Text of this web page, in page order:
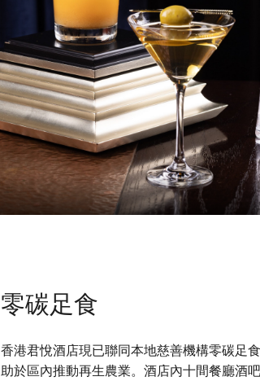
零碳足食
香港君悅酒店現已聯同本地慈善機構零碳足
助於區內推動再生農業。酒店內十間餐廳酒